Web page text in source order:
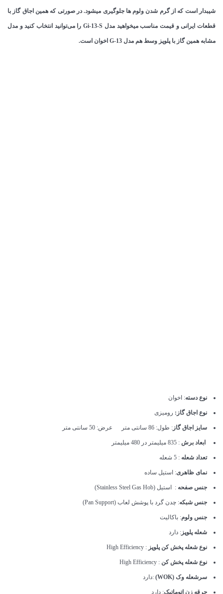
شیبدار است که از گرم شدن ولوم ها جلوگیری میشود. در صورتی که همین اجاق گاز با
قطعات ایرانی و قیمت مناسب میخواهید مدل Gi-13-S را می‌توانید انتخاب کنید و مدل
مشابه همین گاز با پلوپز وسط هم مدل G-13 اخوان است.
نوع دسته: اخوان
نوع اجاق گاز: رومیزی
سایز اجاق گاز : طول: 86 سانتی متر عرض: 50 سانتی متر
ابعاد برش : 835 میلیمتر در 480 میلیمتر
تعداد شعله : 5 شعله
نمای ظاهری: استیل ساده
جنس صفحه : استیل (Stainless Steel Gas Hob)
جنس شبکه: چدن گرد با پوشش لعاب (Pan Support)
جنس ولوم: باکالیت
شعله پلوپز : دارد
نوع شعله پخش کن پلوپز : High Efficiency
نوع شعله پخش کن : High Efficiency
سرشعله وک (WOK) :دارد
جرقه زن اتوماتیک: دارد